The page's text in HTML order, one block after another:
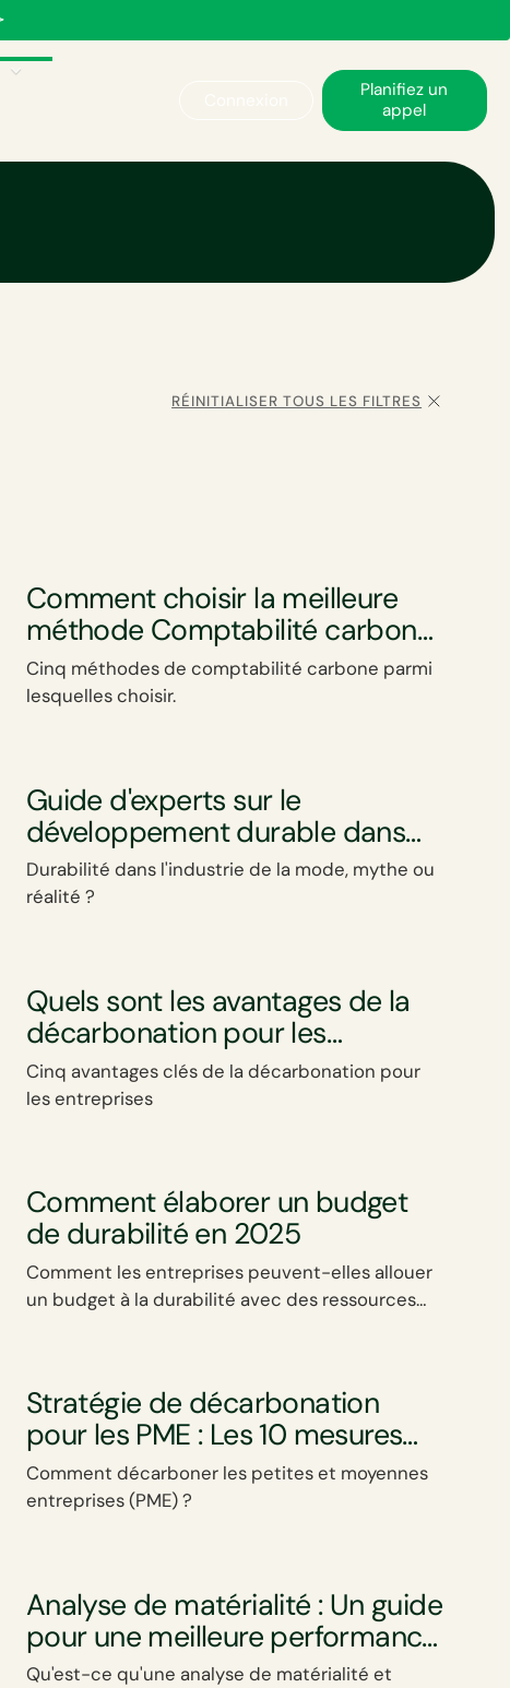
Planifiez un
appel
RÉINITIALISER TOUS LES FILTRES
Comment choisir la meilleure
méthode Comptabilité carbone
pour votre entreprise ?
Cinq méthodes de comptabilité carbone parmi
lesquelles choisir.
Guide d'experts sur le
développement durable dans
l'industrie Mode et Textile
Durabilité dans l'industrie de la mode, mythe ou
réalité ?
Quels sont les avantages de la
décarbonation pour les
entreprises ?
Cinq avantages clés de la décarbonation pour
les entreprises
Comment élaborer un budget
de durabilité en 2025
Comment les entreprises peuvent-elles allouer
un budget à la durabilité avec des ressources
Stratégie de décarbonation
pour les PME : Les 10 mesures
prioritaires
Comment décarboner les petites et moyennes
entreprises (PME) ?
Analyse de matérialité : Un guide
pour une meilleure performance
ESG
Qu'est-ce qu'une analyse de matérialité et